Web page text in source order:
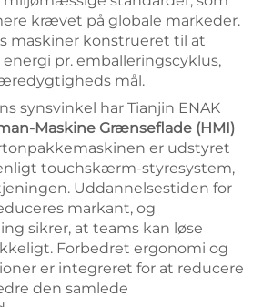
krævet på globale markeder.
maskiner konstrueret til at
pr. emballeringscyklus,
mål.
synsvinkel har Tianjin ENAK
Maskine Grænseflade (HMI)
er udstyret
touchskærm-styresystem,
Uddannelsestiden for
markant, og
sikrer, at teams kan løse
Forbedret ergonomi og
er integreret for at reducere
den samlede